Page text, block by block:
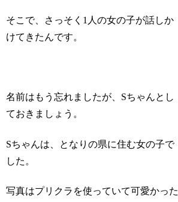
そこで、さっそく1人の女の子が話しか
けてきたんです。
名前はもう忘れましたが、Sちゃんとし
ておきましょう。
Sちゃんは、となりの県に住む女の子で
した。
写真はプリクラを使っていて可愛かった